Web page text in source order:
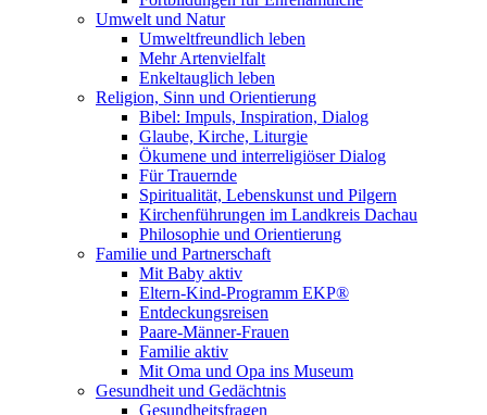
Umwelt und Natur
Umweltfreundlich leben
Mehr Artenvielfalt
Enkeltauglich leben
Religion, Sinn und Orientierung
Bibel: Impuls, Inspiration, Dialog
Glaube, Kirche, Liturgie
Ökumene und interreligiöser Dialog
Für Trauernde
Spiritualität, Lebenskunst und Pilgern
Kirchenführungen im Landkreis Dachau
Philosophie und Orientierung
Familie und Partnerschaft
Mit Baby aktiv
Eltern-Kind-Programm EKP®
Entdeckungsreisen
Paare-Männer-Frauen
Familie aktiv
Mit Oma und Opa ins Museum
Gesundheit und Gedächtnis
Gesundheitsfragen